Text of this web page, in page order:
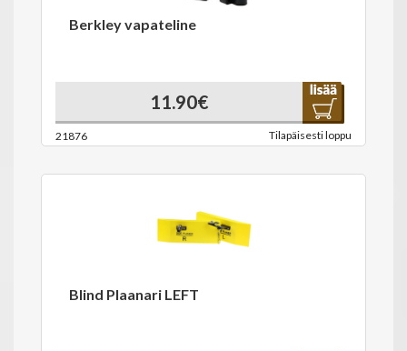
Berkley vapateline
11.90€
21876 Tilapäisesti loppu
Blind Plaanari LEFT